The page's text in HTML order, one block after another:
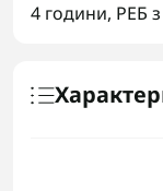
4 години, РЕБ